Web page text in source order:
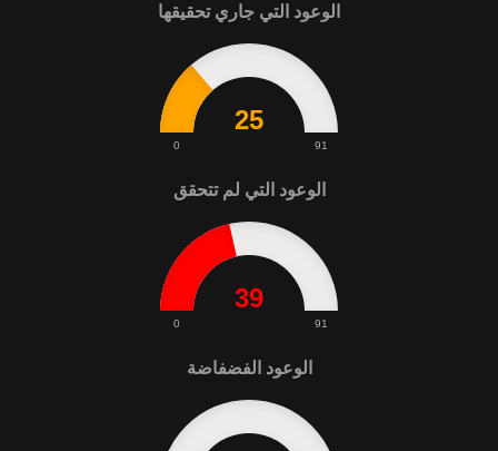
الوعود التي جاري تحقيقها
25
0 91
الوعود التي لم تتحقق
39
0 91
الوعود الفضفاضة